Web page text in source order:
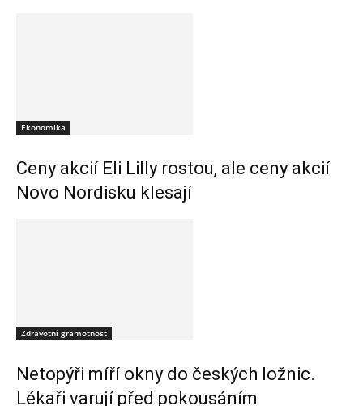
Ekonomika
Ceny akcií Eli Lilly rostou, ale ceny akcií
Novo Nordisku klesají
Zdravotní gramotnost
Netopýři míří okny do českých ložnic.
Lékaři varují před pokousáním